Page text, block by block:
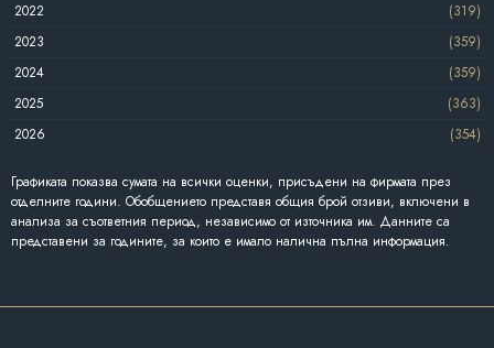
2022
(319)
2023
(359)
2024
(359)
2025
(363)
2026
(354)
Графиката показва сумата на всички оценки, присъдени на фирмата през
отделните години. Обобщението представя общия брой отзиви, включени в
анализа за съответния период, независимо от източника им. Данните са
представени за годините, за които е имало налична пълна информация.